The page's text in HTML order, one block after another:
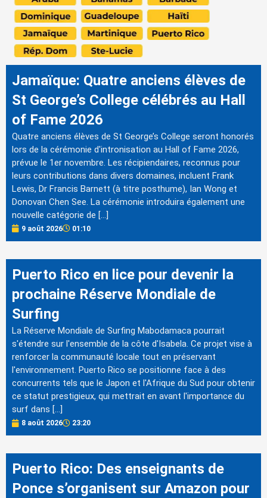
Jamaïque: Quatre anciens élèves de
St George’s College célébrés au Hall
of Fame 2026
Quatre anciens élèves de St George’s College seront honorés
lors de la cérémonie d'intronisation au Hall of Fame 2026,
prévue le 1er novembre. Les récipiendaires, reconnus pour
leurs contributions dans divers domaines, incluent Frank
Lewis, Dr Francis Barnett (à titre posthume), Ian Wong et
Donovan Chen See. La cérémonie introduira également une
nouvelle catégorie de […]
9 août 2026 01:10
Puerto Rico en lice pour devenir la
prochaine Réserve Mondiale de
Surfing
La Réserve Mondiale de Surfing Mabodamaca pourrait
s'étendre sur l'ensemble de la côte d'Isabela. Ce projet vise à
renforcer la communauté locale tout en préservant
l'environnement. Puerto Rico se positionne face à des
concurrents tels que le Japon et l'Afrique du Sud pour obtenir
ce statut prestigieux, qui mettrait en avant l'importance du
surf dans […]
8 août 2026 23:20
Puerto Rico: Des enseignants de
Ponce s’organisent sur Amazon pour